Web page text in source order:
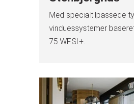
Med specialtilpassede
vinduessystemer
75 WF.SI+.